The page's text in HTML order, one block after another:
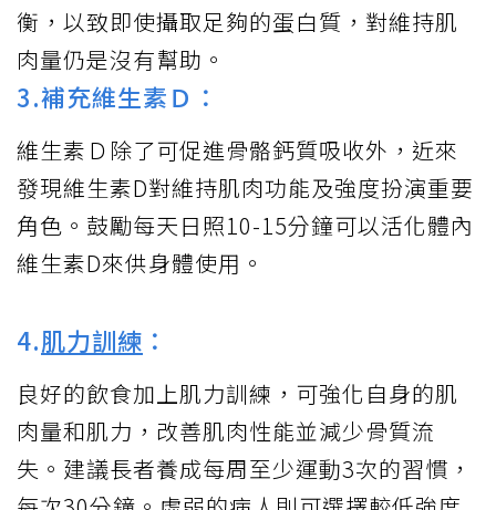
衡，以致即使攝取足夠的蛋白質，對維持肌
肉量仍是沒有幫助。
3.補充維生素Ｄ：
維生素Ｄ除了可促進骨骼鈣質吸收外，近來
發現維生素D對維持肌肉功能及強度扮演重要
角色。鼓勵每天日照10-15分鐘可以活化體內
維生素D來供身體使用。
4.肌力訓練 ：
良好的飲食加上肌力訓練，可強化自身的肌
肉量和肌力，改善肌肉性能並減少骨質流
失。建議長者養成每周至少運動3次的習慣，